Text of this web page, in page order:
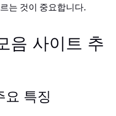
는 것이 중요합니다.
음 사이트 추
요 특징